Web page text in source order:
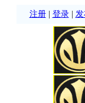
注册| 登录|